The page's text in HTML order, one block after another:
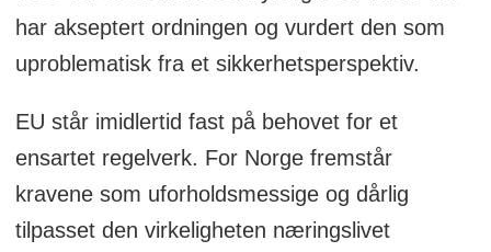
har akseptert ordningen og vurdert den som
uproblematisk fra et sikkerhetsperspektiv.
EU står imidlertid fast på behovet for et
ensartet regelverk. For Norge fremstår
kravene som uforholdsmessige og dårlig
tilpasset den virkeligheten næringslivet